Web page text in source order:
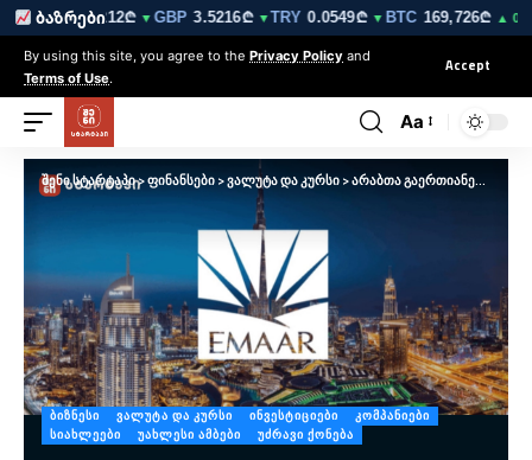
ბაზრები
▼EUR3.0212₾▼ GBP3.5216₾▼ TRY0.0549₾▼ BTC169,726₾▲ 0.2%
By using this site, you agree to the Privacy Policy and
Terms of Use.
Accept
Aa
შენი სტარტაპი>ფინანსები>ვალუტა და კურსი>არაბთა გაერთიანებული საამიროების დეველოპერი EMAAR საქართველოში 6 მილიარდი აშშ დოლარის ინვესტიციას გეგმავს
ᲑᲘᲖᲜᲔᲡᲘ ᲕᲐᲚᲣᲢᲐ ᲓᲐ ᲙᲣᲠᲡᲘ ᲘᲜᲕᲔᲡᲢᲘᲪᲘᲔᲑᲘ
ᲙᲝᲛᲞᲐᲜᲘᲔᲑᲘ
ᲡᲘᲐᲮᲚᲔᲔᲑᲘ
ᲣᲐᲮᲚᲔᲡᲘ ᲐᲛᲑᲔᲑᲘ ᲣᲫᲠᲐᲕᲘ ᲥᲝᲜᲔᲑᲐ